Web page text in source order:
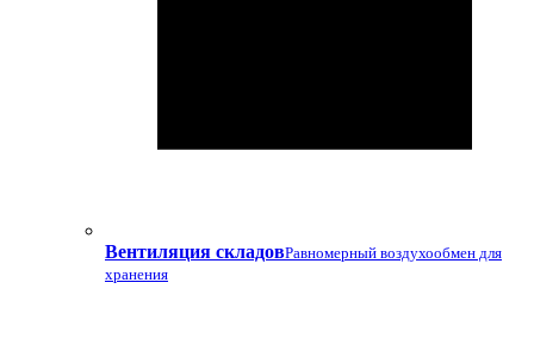
Вентиляция складовРавномерный воздухообмен для
хранения